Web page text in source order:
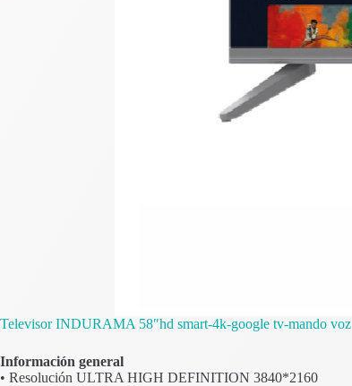
Televisor INDURAMA 58″hd smart-4k-google tv-mando voz
Información general
• Resolución ULTRA HIGH DEFINITION 3840*2160